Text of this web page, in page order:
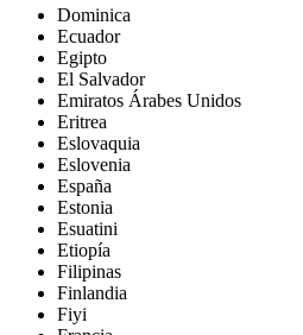
Dominica
Ecuador
Egipto
El Salvador
Emiratos Árabes Unidos
Eritrea
Eslovaquia
Eslovenia
España
Estonia
Esuatini
Etiopía
Filipinas
Finlandia
Fiyi